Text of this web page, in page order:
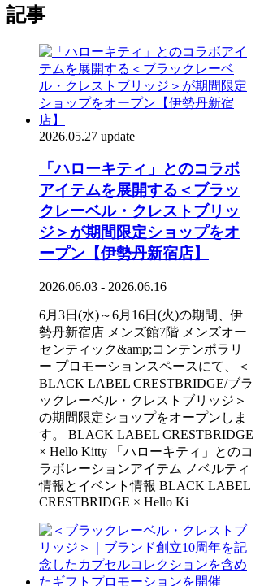
記事
2026.05.27 update
「ハローキティ」とのコラボ
アイテムを展開する＜ブラッ
クレーベル・クレストブリッ
ジ＞が期間限定ショップをオ
ープン【伊勢丹新宿店】
2026.06.03 - 2026.06.16
6月3日(水)～6月16日(火)の期間、伊
勢丹新宿店 メンズ館7階 メンズオー
センティック&amp;コンテンポラリ
ー プロモーションスペースにて、＜
BLACK LABEL CRESTBRIDGE/ブラ
ックレーベル・クレストブリッジ＞
の期間限定ショップをオープンしま
す。 BLACK LABEL CRESTBRIDGE
× Hello Kitty 「ハローキティ」とのコ
ラボレーションアイテム ノベルティ
情報とイベント情報 BLACK LABEL
CRESTBRIDGE × Hello Ki